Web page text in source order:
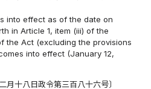
into effect as of the date on
in Article 1, item (iii) of the
the Act (excluding the provisions
into effect (January 12,
十八日政令第三百八十六号〕